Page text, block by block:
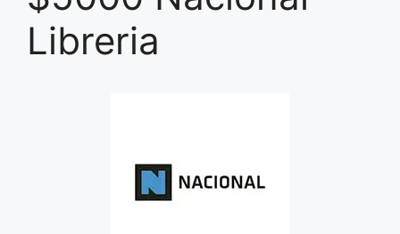
Libreria